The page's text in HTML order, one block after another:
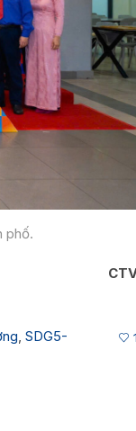
phố.
, SDG5-